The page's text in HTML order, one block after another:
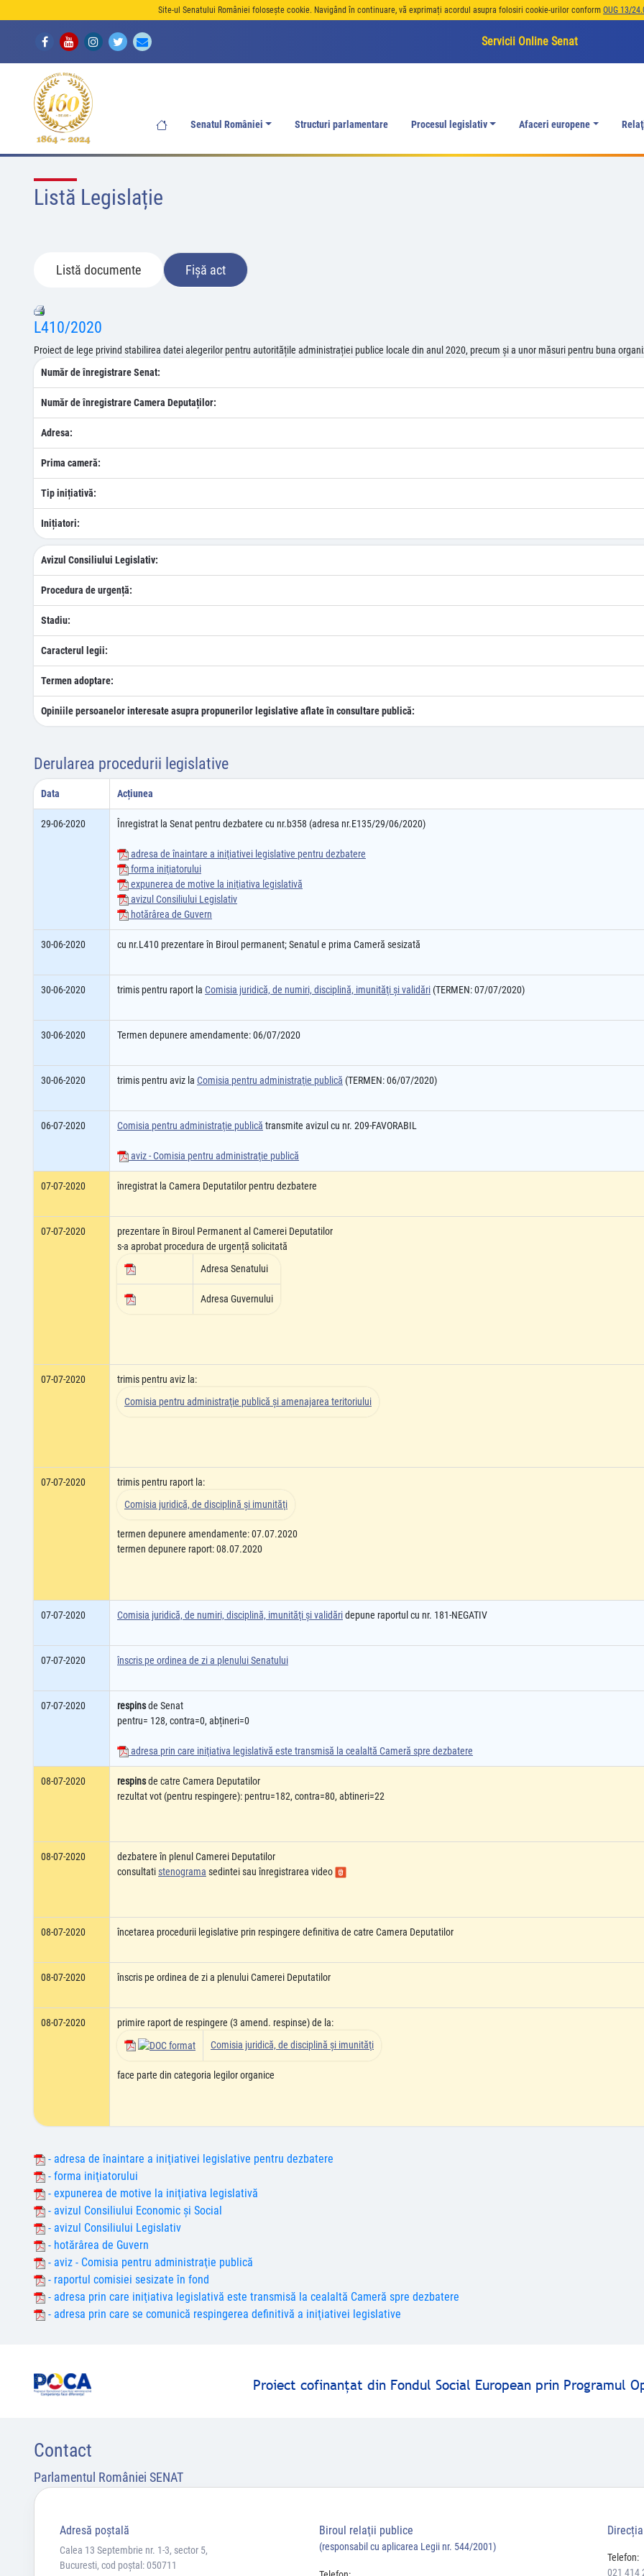
Site-ul Senatului României folosește cookie. Navigând în continuare, vă exprimați acordul asupra folosiri cookie-urilor conform OUG 13/
Servicii Online Senat
Senatul României Structuri parlamentare Procesul legislativ Afaceri europene
Listă Legislație
Listă documente Fișă act
L410/2020
Proiect de lege privind stabilirea datei alegerilor pentru autoritățile administrației publice locale din anul 2020, precum și a unor măsuri pentru buna
Număr de înregistrare Senat:
Număr de înregistrare Camera Deputaților:
Adresa:
Prima cameră:
Tip inițiativă:
Inițiatori:
Avizul Consiliului Legislativ:
Procedura de urgență:
Stadiu:
Caracterul legii:
Termen adoptare:
Opiniile persoanelor interesate asupra propunerilor legislative aflate în consultare publică:
Derularea procedurii legislative
Data Acțiunea
29-06-2020 Înregistrat la Senat pentru dezbatere cu nr.b358 (adresa nr.E135/29/06/2020)
adresa de înaintare a iniţiativei legislative pentru dezbatere
forma iniţiatorului
expunerea de motive la iniţiativa legislativă
avizul Consiliului Legislativ
hotărârea de Guvern
30-06-2020 cu nr.L410 prezentare în Biroul permanent; Senatul e prima Cameră sesizată
30-06-2020 trimis pentru raport la Comisia juridică, de numiri, disciplină, imunităţi şi validări (TERMEN: 07/07/2020)
30-06-2020 Termen depunere amendamente: 06/07/2020
30-06-2020 trimis pentru aviz la Comisia pentru administraţie publică (TERMEN: 06/07/2020)
06-07-2020 Comisia pentru administraţie publică transmite avizul cu nr. 209-FAVORABIL
aviz - Comisia pentru administraţie publică
07-07-2020 înregistrat la Camera Deputatilor pentru dezbatere
07-07-2020
prezentare în Biroul Permanent al Camerei Deputatilor
s-a aprobat procedura de urgență solicitată
Adresa Senatului
Adresa Guvernului
07-07-2020
trimis pentru aviz la:
Comisia pentru administraţie publică şi amenajarea teritoriului
07-07-2020
trimis pentru raport la:
Comisia juridică, de disciplină şi imunităţi
termen depunere amendamente: 07.07.2020
termen depunere raport: 08.07.2020
07-07-2020 Comisia juridică, de numiri, disciplină, imunităţi şi validăridepune raportul cu nr. 181-NEGATIV
07-07-2020 înscris pe ordinea de zi a plenului Senatului
07-07-2020 respinsde Senat
pentru= 128, contra=0, abțineri=0
adresa prin care iniţiativa legislativă este transmisă la cealaltă Cameră spre dezbatere
08-07-2020 respinsde catre Camera Deputatilor
rezultat vot (pentru respingere): pentru=182, contra=80, abtineri=22
08-07-2020
dezbatere în plenul Camerei Deputatilor
consultatistenograma sedintei sau înregistrarea video
08-07-2020 încetarea procedurii legislative prin respingere definitiva de catre Camera Deputatilor
08-07-2020 înscris pe ordinea de zi a plenului Camerei Deputatilor
08-07-2020
primire raport de respingere (3 amend. respinse) de la:
Comisia juridică, de disciplină şi imunităţi
face parte din categoria legilor organice
- adresa de înaintare a iniţiativei legislative pentru dezbatere
- forma iniţiatorului
- expunerea de motive la iniţiativa legislativă
- avizul Consiliului Economic şi Social
- avizul Consiliului Legislativ
- hotărârea de Guvern
- aviz - Comisia pentru administraţie publică
- raportul comisiei sesizate în fond
- adresa prin care iniţiativa legislativă este transmisă la cealaltă Cameră spre dezbatere
- adresa prin care se comunică respingerea definitivă a iniţiativei legislative
Proiect cofinanţat din Fondul Social European prin Programul
Contact
Parlamentul României SENAT
Adresă poştală
Calea 13 Septembrie nr. 1-3, sector 5,
Bucuresti, cod poștal: 050711
Biroul relaţii publice
(responsabil cu aplicarea Legii nr. 544/2001)
Telefon:
021 414